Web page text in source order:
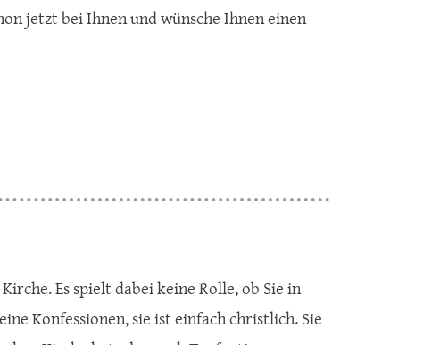
jetzt bei Ihnen und wünsche Ihnen einen
Es spielt dabei keine Rolle, ob Sie in
Konfessionen, sie ist einfach christlich. Sie